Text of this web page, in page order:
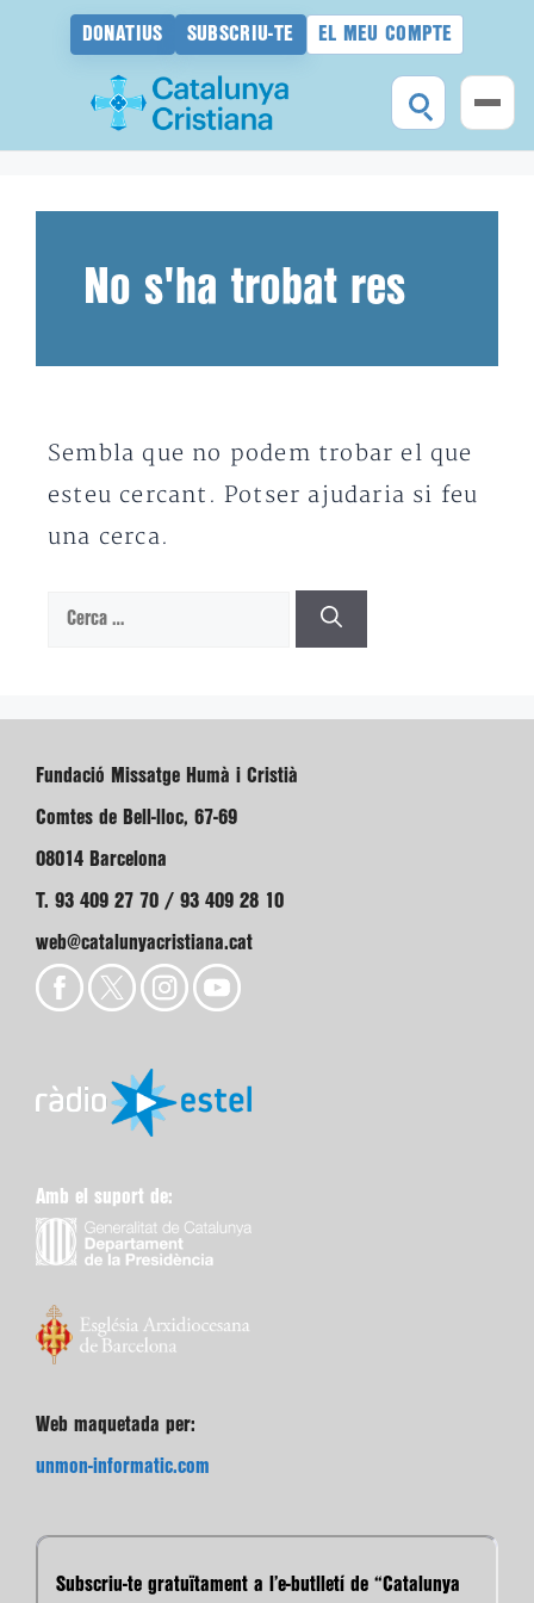
DONATIUS SUBSCRIU-TE EL MEU COMPTE
No s'ha trobat res
Sembla que no podem trobar el que
esteu cercant. Potser ajudaria si feu
una cerca.
Cerca:
Fundació Missatge Humà i Cristià
Comtes de Bell-lloc, 67-69
08014 Barcelona
T. 93 409 27 70 / 93 409 28 10
web@catalunyacristiana.cat
Amb el suport de:
Web maquetada per:
unmon-informatic.com
Subscriu-te gratuïtament a l’e-butlletí de “Catalunya